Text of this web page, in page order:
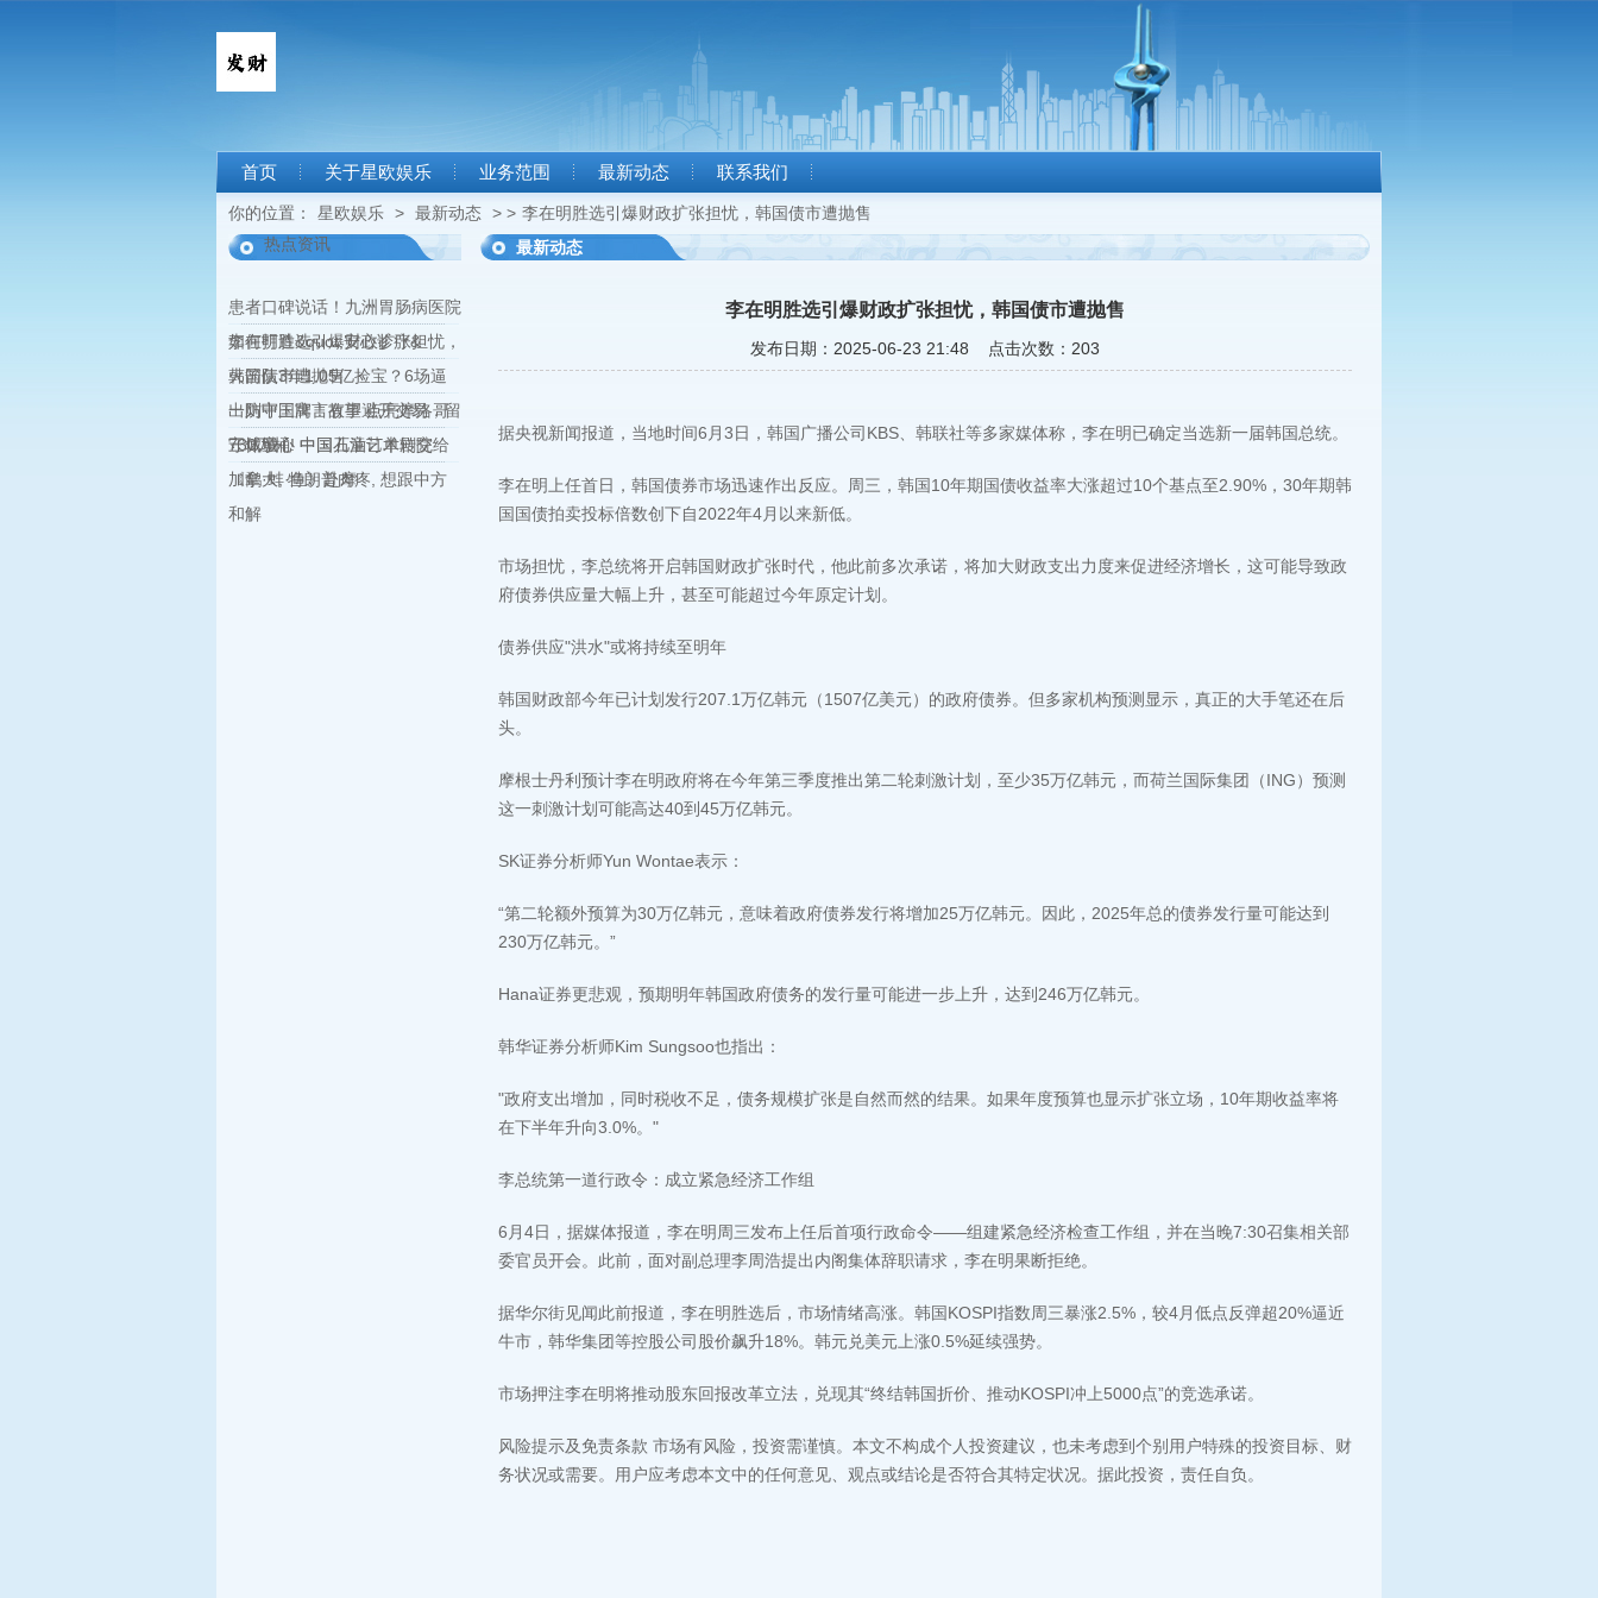
首页 关于星欧娱乐 业务范围 最新动态 联系我们
你的位置： 星欧娱乐 > 最新动态 > > 李在明胜选引爆财政扩张担忧，韩国债市遭抛售
热点资讯
患者口碑说话！九洲胃肠病医院
如何打造&quot;安心诊疗&
李在明胜选引爆财政扩张担忧，
韩国债市遭抛售
火箭队3年1.05亿捡宝？6场逼
出防守王牌！有望避开交易，留
守休城
一则中国寓言故事 点亮摩洛哥
三城童心 中国儿童艺术剧院
《鹬·蚌·鱼》赴摩
730万桶! 中国石油订单转交给
加拿大, 特朗普肉疼, 想跟中方
和解
最新动态
李在明胜选引爆财政扩张担忧，韩国债市遭抛售
发布日期：2025-06-23 21:48 点击次数：203
据央视新闻报道，当地时间6月3日，韩国广播公司KBS、韩联社等多家媒体称，李在明已确定当选新一届韩国总统。
李在明上任首日，韩国债券市场迅速作出反应。周三，韩国10年期国债收益率大涨超过10个基点至2.90%，30年期韩
国国债拍卖投标倍数创下自2022年4月以来新低。
市场担忧，李总统将开启韩国财政扩张时代，他此前多次承诺，将加大财政支出力度来促进经济增长，这可能导致政
府债券供应量大幅上升，甚至可能超过今年原定计划。
债券供应"洪水"或将持续至明年
韩国财政部今年已计划发行207.1万亿韩元（1507亿美元）的政府债券。但多家机构预测显示，真正的大手笔还在后
头。
摩根士丹利预计李在明政府将在今年第三季度推出第二轮刺激计划，至少35万亿韩元，而荷兰国际集团（ING）预测
这一刺激计划可能高达40到45万亿韩元。
SK证券分析师Yun Wontae表示：
“第二轮额外预算为30万亿韩元，意味着政府债券发行将增加25万亿韩元。因此，2025年总的债券发行量可能达到
230万亿韩元。”
Hana证券更悲观，预期明年韩国政府债务的发行量可能进一步上升，达到246万亿韩元。
韩华证券分析师Kim Sungsoo也指出：
"政府支出增加，同时税收不足，债务规模扩张是自然而然的结果。如果年度预算也显示扩张立场，10年期收益率将
在下半年升向3.0%。"
李总统第一道行政令：成立紧急经济工作组
6月4日，据媒体报道，李在明周三发布上任后首项行政命令——组建紧急经济检查工作组，并在当晚7:30召集相关部
委官员开会。此前，面对副总理李周浩提出内阁集体辞职请求，李在明果断拒绝。
据华尔街见闻此前报道，李在明胜选后，市场情绪高涨。韩国KOSPI指数周三暴涨2.5%，较4月低点反弹超20%逼近
牛市，韩华集团等控股公司股价飙升18%。韩元兑美元上涨0.5%延续强势。
市场押注李在明将推动股东回报改革立法，兑现其“终结韩国折价、推动KOSPI冲上5000点”的竞选承诺。
风险提示及免责条款 市场有风险，投资需谨慎。本文不构成个人投资建议，也未考虑到个别用户特殊的投资目标、财
务状况或需要。用户应考虑本文中的任何意见、观点或结论是否符合其特定状况。据此投资，责任自负。